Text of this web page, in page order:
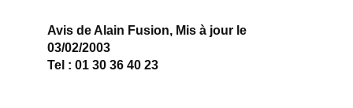
Avis de Alain Fusion, Mis à jour le
03/02/2003
Tel : 01 30 36 40 23